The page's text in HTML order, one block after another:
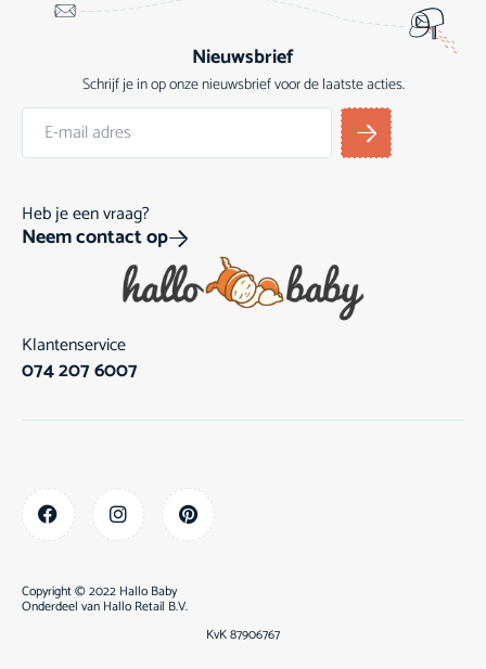
Nieuwsbrief
Schrijf je in op onze nieuwsbrief voor de laatste acties.
Heb je een vraag?
Neem contact op
Klantenservice
074 207 6007
Copyright © 2022 Hallo Baby
Onderdeel van Hallo Retail B.V.
KvK 87906767